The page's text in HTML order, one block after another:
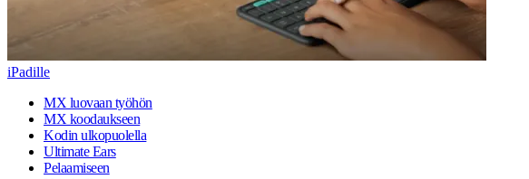
iPadille
MX luovaan työhön
MX koodaukseen
Kodin ulkopuolella
Ultimate Ears
Pelaamiseen